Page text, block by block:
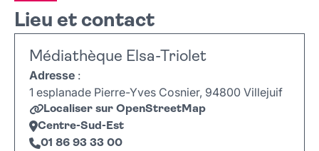
Lieu et contact
Médiathèque Elsa-Triolet
Adresse :
1 esplanade Pierre-Yves Cosnier, 94800 Villejuif
Localiser sur OpenStreetMap
Centre-Sud-Est
01 86 93 33 00